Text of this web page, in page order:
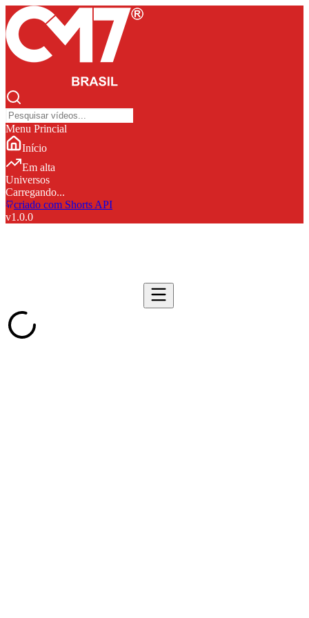
Menu Princial
Início
Em alta
Universos
Carregando...
criado com Shorts API
v1.0.0